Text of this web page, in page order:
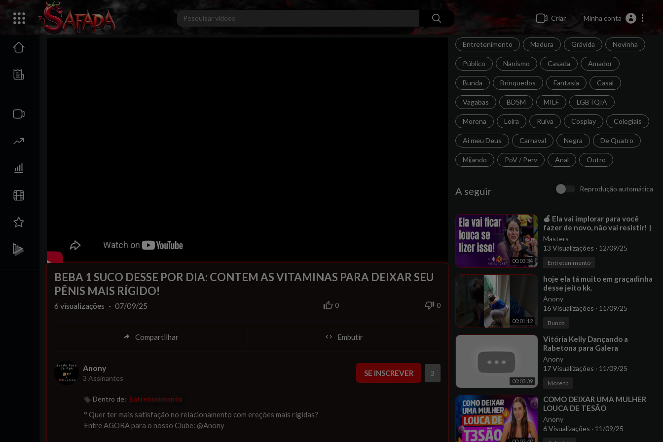
Criar Minha conta
Entretenimento Madura Grávida Novinha
Público Nanismo Casada Amador
Bunda Brinquedos Fantasia Casal
Vagabas BDSM MILF LGBTQIA
Morena Loira Ruiva Cosplay Colegiais
Ai meu Deus Carnaval Negra De Quatro
Mijando PoV / Perv Anal Outro
A seguir Reprodução automática
00:03:34
⁣🍎 Ela vai implorar para você
fazer de novo, não vai resistir! |
Leticia Balducci |
Masters
13 Visualizações · 12/09/25
Entretenimento
00:01:12
⁣hoje ela tá muito em graçadinha
desse jeito kk.
Anony
16 Visualizações · 11/09/25
Bunda
00:03:39
⁣Vitória Kelly Dançando a
Rabetona para Galera
Anony
17 Visualizações · 11/09/25
Morena
⁣COMO DEIXAR UMA MULHER
LOUCA DE TESÃO
Anony
6 Visualizações · 11/09/25
BEBA 1 SUCO DESSE POR DIA: CONTEM AS VITAMINAS PARA DEIXAR SEU
PÊNIS MAIS RÍGIDO!
0 0
6 visualizações · 07/09/25
Compartilhar Embutir
Anony
3 Assinantes
SE INSCREVER 3
Dentro de: Entretenimento
⁣° Quer ter mais satisfação no relacionamento com ereções mais rígidas?
Entre AGORA para o nosso Clube: @Anony